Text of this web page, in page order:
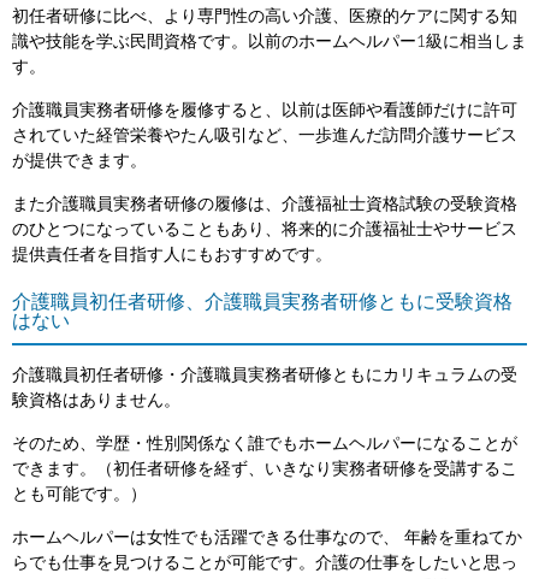
初任者研修に比べ、より専門性の高い介護、医療的ケアに関する知
識や技能を学ぶ民間資格です。以前のホームヘルパー1級に相当しま
す。
介護職員実務者研修を履修すると、以前は医師や看護師だけに許可
されていた経管栄養やたん吸引など、一歩進んだ訪問介護サービス
が提供できます。
また介護職員実務者研修の履修は、介護福祉士資格試験の受験資格
のひとつになっていることもあり、将来的に介護福祉士やサービス
提供責任者を目指す人にもおすすめです。
介護職員初任者研修、介護職員実務者研修ともに受験資格
はない
介護職員初任者研修・介護職員実務者研修ともにカリキュラムの受
験資格はありません。
そのため、学歴・性別関係なく誰でもホームヘルパーになることが
できます。（初任者研修を経ず、いきなり実務者研修を受講するこ
とも可能です。）
ホームヘルパーは女性でも活躍できる仕事なので、 年齢を重ねてか
らでも仕事を見つけることが可能です。介護の仕事をしたいと思っ